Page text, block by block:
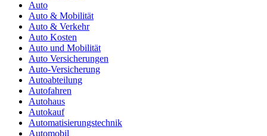
Auto
Auto & Mobilität
Auto & Verkehr
Auto Kosten
Auto und Mobilität
Auto Versicherungen
Auto-Versicherung
Autoabteilung
Autofahren
Autohaus
Autokauf
Automatisierungstechnik
Automobil